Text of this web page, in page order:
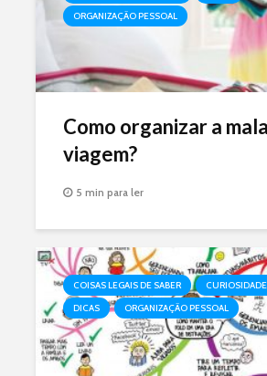
ORGANIZAÇÃO PESSOAL
Como organizar a
viagem?
5 min para ler
COISAS LEGAIS DE SABER
DICAS
ORGANIZAÇÃO PESSOAL